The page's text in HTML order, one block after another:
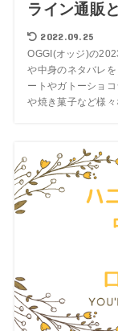
ライン通販
2022.09.25
OGGI(オッジ)の
や中身のネタバレ
ートやガトーショ
や焼き菓子など様々